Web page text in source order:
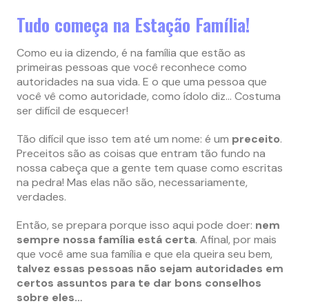
Tudo começa na Estação Família!
Como eu ia dizendo, é na família que estão as
primeiras pessoas que você reconhece como
autoridades na sua vida. E o que uma pessoa que
você vê como autoridade, como ídolo diz… Costuma
ser difícil de esquecer!
Tão difícil que isso tem até um nome: é um preceito.
Preceitos são as coisas que entram tão fundo na
nossa cabeça que a gente tem quase como escritas
na pedra! Mas elas não são, necessariamente,
verdades.
Então, se prepara porque isso aqui pode doer: nem
sempre nossa família está certa. Afinal, por mais
que você ame sua família e que ela queira seu bem,
talvez essas pessoas não sejam autoridades em
certos assuntos para te dar bons conselhos
sobre eles…